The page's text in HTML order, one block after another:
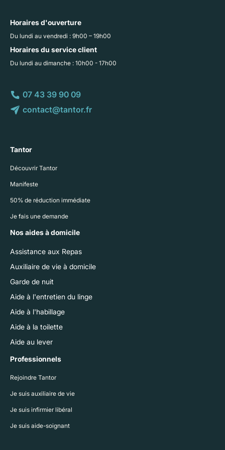
Horaires d'ouverture
Du lundi au vendredi : 9h00 – 19h00
Horaires du service client
Du lundi au dimanche : 10h00 - 17h00
07 43 39 90 09
contact@tantor.fr
Tantor
Découvrir Tantor
Manifeste
50% de réduction immédiate
Je fais une demande
Nos aides à domicile
Assistance aux Repas
Auxiliaire de vie à domicile
Garde de nuit
Aide à l'entretien du linge
Aide à l'habillage
Aide à la toilette
Aide au lever
Professionnels
Rejoindre Tantor
Je suis auxiliaire de vie
Je suis infirmier libéral
Je suis aide-soignant